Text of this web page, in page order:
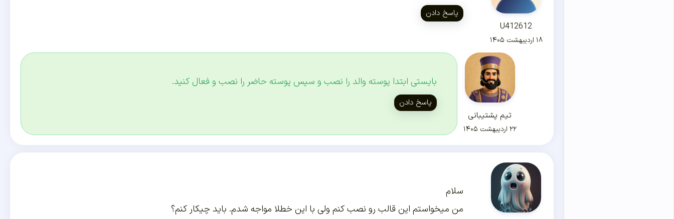
U412612
۱۸ اردیبهشت ۱۴۰۵
پاسخ دادن
تیم پشتیبانی
۲۲ اردیبهشت ۱۴۰۵
بایستی ابتدا پوسته والد را نصب و سپس پوسته حاضر را نصب و فعال کنید.
پاسخ دادن
سلام
من میخواستم این قالب رو نصب کنم ولی با این خطلا مواجه شدم. باید چیکار کنم؟